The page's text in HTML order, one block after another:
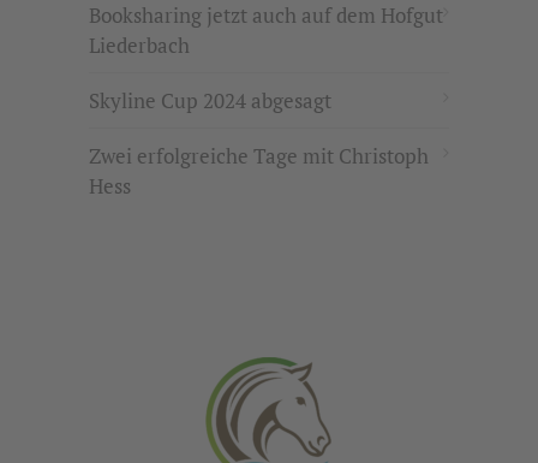
Booksharing jetzt auch auf dem Hofgut
Liederbach
Skyline Cup 2024 abgesagt
Zwei erfolgreiche Tage mit Christoph
Hess